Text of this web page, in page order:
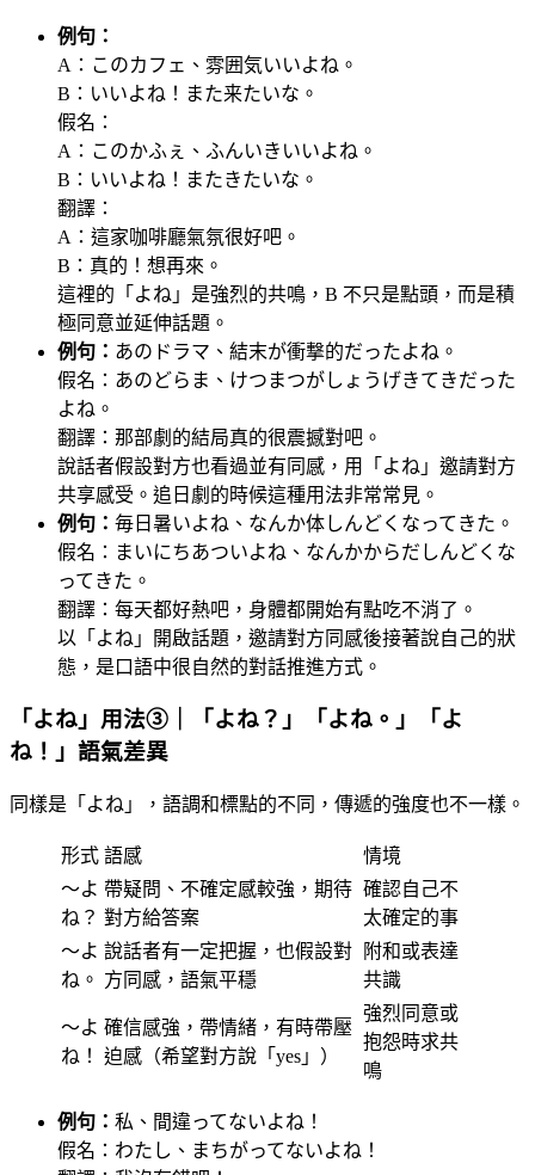
例句：
A：このカフェ、雰囲気いいよね。
B：いいよね！また来たいな。
假名：
A：このかふぇ、ふんいきいいよね。
B：いいよね！またきたいな。
翻譯：
A：這家咖啡廳氣氛很好吧。
B：真的！想再來。
這裡的「よね」是強烈的共鳴，B 不只是點頭，而是積
極同意並延伸話題。
例句： あのドラマ、結末が衝撃的だったよね。
假名：あのどらま、けつまつがしょうげきてきだった
よね。
翻譯：那部劇的結局真的很震撼對吧。
說話者假設對方也看過並有同感，用「よね」邀請對方
共享感受。追日劇的時候這種用法非常常見。
例句： 毎日暑いよね、なんか体しんどくなってきた。
假名：まいにちあついよね、なんかからだしんどくな
ってきた。
翻譯：每天都好熱吧，身體都開始有點吃不消了。
以「よね」開啟話題，邀請對方同感後接著說自己的狀
態，是口語中很自然的對話推進方式。
「よね」用法③｜「よね？」「よね。」「よ
ね！」語氣差異
同樣是「よね」，語調和標點的不同，傳遞的強度也不一樣。
形式 語感
情境
～よ
ね？
帶疑問、不確定感較強，期待
對方給答案
確認自己不
太確定的事
～よ
ね。
說話者有一定把握，也假設對
方同感，語氣平穩
附和或表達
共識
～よ
ね！
確信感強，帶情緒，有時帶壓
迫感（希望對方說「yes」）
強烈同意或
抱怨時求共
鳴
例句： 私、間違ってないよね！
假名：わたし、まちがってないよね！